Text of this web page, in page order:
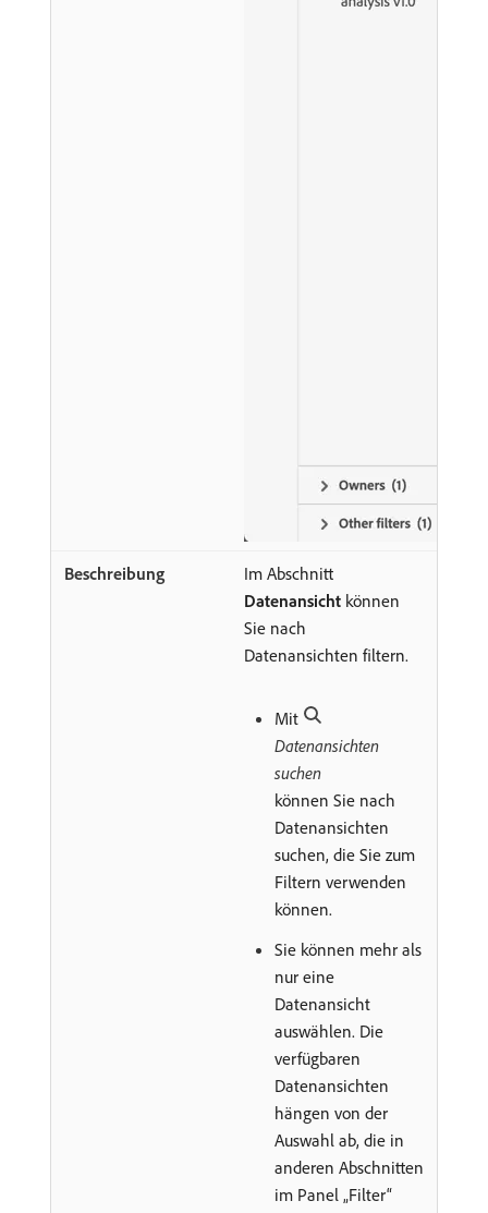
Im Abschnitt
Datenansicht können
Sie nach
Datenansichten filtern.
Mit
Datenansichten
suchen
können Sie nach
Datenansichten
suchen, die Sie zum
Filtern verwenden
können.
Sie können mehr als
nur eine
Datenansicht
auswählen. Die
verfügbaren
Datenansichten
hängen von der
Auswahl ab, die in
anderen Abschnitten
im Panel „Filter“